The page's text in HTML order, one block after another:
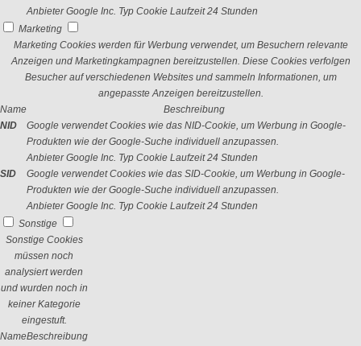
Anbieter Google Inc. Typ Cookie Laufzeit 24 Stunden
Marketing
Marketing Cookies werden für Werbung verwendet, um Besuchern relevante
Anzeigen und Marketingkampagnen bereitzustellen. Diese Cookies verfolgen
Besucher auf verschiedenen Websites und sammeln Informationen, um
angepasste Anzeigen bereitzustellen.
Name
Beschreibung
NID
Google verwendet Cookies wie das NID-Cookie, um Werbung in Google-
Produkten wie der Google-Suche individuell anzupassen.
Anbieter Google Inc. Typ Cookie Laufzeit 24 Stunden
SID
Google verwendet Cookies wie das SID-Cookie, um Werbung in Google-
Produkten wie der Google-Suche individuell anzupassen.
Anbieter Google Inc. Typ Cookie Laufzeit 24 Stunden
Sonstige
Sonstige Cookies
müssen noch
analysiert werden
und wurden noch in
keiner Kategorie
eingestuft.
NameBeschreibung